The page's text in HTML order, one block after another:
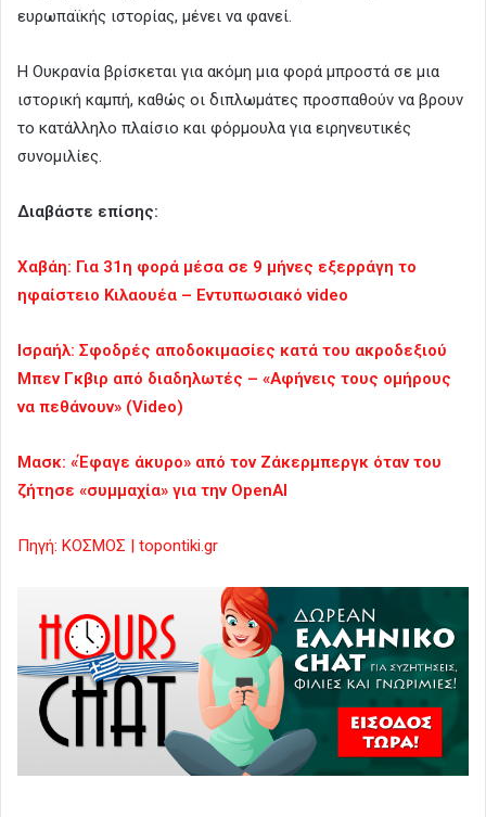
ευρωπαϊκής ιστορίας, μένει να φανεί.
Η Ουκρανία βρίσκεται για ακόμη μια φορά μπροστά σε μια
ιστορική καμπή, καθώς οι διπλωμάτες προσπαθούν να βρουν
το κατάλληλο πλαίσιο και φόρμουλα για ειρηνευτικές
συνομιλίες.
Διαβάστε επίσης:
Χαβάη: Για 31η φορά μέσα σε 9 μήνες εξερράγη το
ηφαίστειο Κιλαουέα – Εντυπωσιακό video
Ισραήλ: Σφοδρές αποδοκιμασίες κατά του ακροδεξιού
Μπεν Γκβιρ από διαδηλωτές – «Αφήνεις τους ομήρους
να πεθάνουν» (Video)
Μασκ: «Έφαγε άκυρο» από τον Ζάκερμπεργκ όταν του
ζήτησε «συμμαχία» για την OpenAI
Πηγή: ΚΟΣΜΟΣ | topontiki.gr